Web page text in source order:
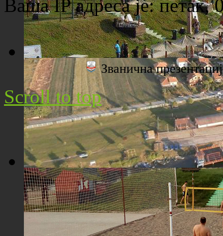
Плажа "Топољар" - Поглед са торња
Плажа "Топољар" - Поглед из ваздуха
Ваша IP адреса је:петак,
Званична
Scroll to top